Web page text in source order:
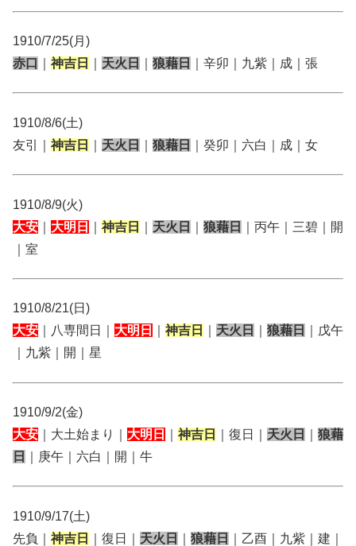
1910/7/25(月)
赤口
神吉日 天火日 狼藉日 ｜辛卯｜九紫｜成｜張
1910/8/6(土)
友引｜ 神吉日 天火日 狼藉日 ｜癸卯｜六白｜成｜女
1910/8/9(火)
大安
大明日 神吉日 天火日 狼藉日
｜丙午｜三碧｜開
｜室
1910/8/21(日)
大安 ｜八専間日｜ 大明日 神吉日 天火日 狼藉日
｜戊午
｜九紫｜開｜星
1910/9/2(金)
大安 ｜大土始まり｜ 大明日 神吉日 ｜復日｜ 天火日
狼藉
日
｜庚午｜六白｜開｜牛
1910/9/17(土)
先負｜ 神吉日 ｜復日｜ 天火日 狼藉日
｜乙酉｜九紫｜建｜